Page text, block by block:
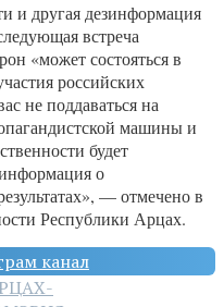
и другая дезинформация
встреча
«может состояться в
российских
не поддаваться на
машины и
будет
о
— отмечено в
Республики Арцах.
канал